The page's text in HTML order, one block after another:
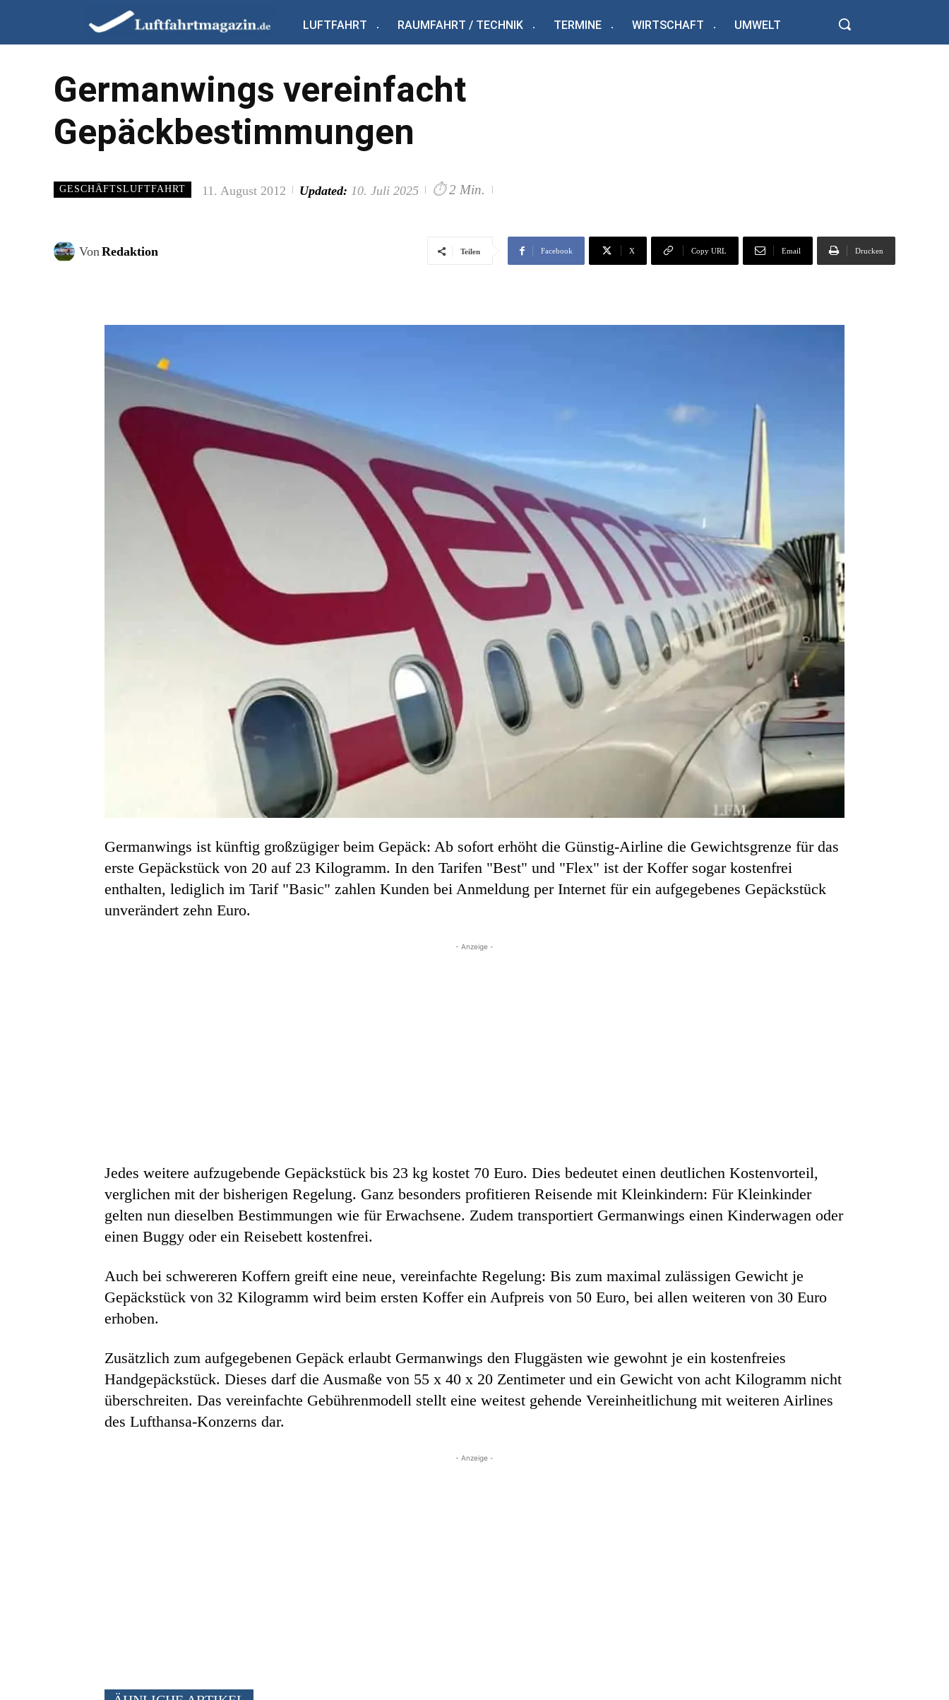
LUFTFAHRT RAUMFAHRT / TECHNIK TERMINE WIRTSCHAFT UMWELT
Germanwings vereinfacht
Gepäckbestimmungen
GESCHÄFTSLUFTFAHRT 11. August 2012 Updated: 10. Juli 2025 ⏱ 2 Min.
VonRedaktion Teilen Facebook X Copy URL Email Drucken
Germanwings ist künftig großzügiger beim Gepäck: Ab sofort erhöht die Günstig-Airline die Gewichtsgrenze für das
erste Gepäckstück von 20 auf 23 Kilogramm. In den Tarifen "Best" und "Flex" ist der Koffer sogar kostenfrei
enthalten, lediglich im Tarif "Basic" zahlen Kunden bei Anmeldung per Internet für ein aufgegebenes Gepäckstück
unverändert zehn Euro.
- Anzeige -
Jedes weitere aufzugebende Gepäckstück bis 23 kg kostet 70 Euro. Dies bedeutet einen deutlichen Kostenvorteil,
verglichen mit der bisherigen Regelung. Ganz besonders profitieren Reisende mit Kleinkindern: Für Kleinkinder
gelten nun dieselben Bestimmungen wie für Erwachsene. Zudem transportiert Germanwings einen Kinderwagen oder
einen Buggy oder ein Reisebett kostenfrei.
Auch bei schwereren Koffern greift eine neue, vereinfachte Regelung: Bis zum maximal zulässigen Gewicht je
Gepäckstück von 32 Kilogramm wird beim ersten Koffer ein Aufpreis von 50 Euro, bei allen weiteren von 30 Euro
erhoben.
Zusätzlich zum aufgegebenen Gepäck erlaubt Germanwings den Fluggästen wie gewohnt je ein kostenfreies
Handgepäckstück. Dieses darf die Ausmaße von 55 x 40 x 20 Zentimeter und ein Gewicht von acht Kilogramm nicht
überschreiten. Das vereinfachte Gebührenmodell stellt eine weitest gehende Vereinheitlichung mit weiteren Airlines
des Lufthansa-Konzerns dar.
- Anzeige -